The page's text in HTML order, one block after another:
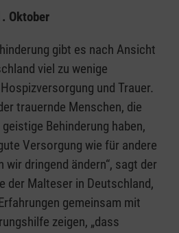
Oktober
gibt es nach Ansicht
viel zu wenige
und Trauer.
trauernde Menschen, die
Behinderung haben,
Versorgung wie für andere
wir dringend ändern“, sagt der
der Malteser in Deutschland,
gemeinsam mit
zeigen, „dass